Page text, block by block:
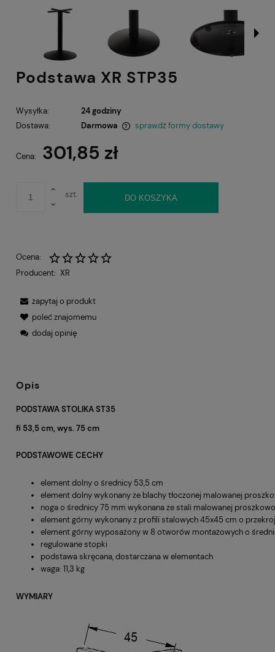
Podstawa XR STP35
Wysyłka:
24 godziny
Dostawa:
Darmowa
sprawdź formy dostawy
Cena: 301,85 zł
szt. DO KOSZYKA
Ocena:
Producent: XR
zapytaj o produkt
poleć znajomemu
dodaj opinię
Opis
PODSTAWA STOLIKA ST35
fi 53,5 cm, wys. 75 cm
PODSTAWOWE CECHY
element dolny o średnicy 53,5 cm
element dolny wykonany ze blachy tłoczonej malowanej
noga o średnicy 75 mm wykonana ze stali malowanej
element górny wykonany z profili stalowych 45x45 cm o
element górny wyposażony w 8 otworów montażowych o
regulowane stopki
podstawa skręcana, dostarczana w elementach
waga: 11,3 kg
WYMIARY